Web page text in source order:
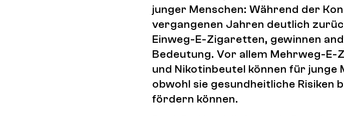
junger Menschen: Während der
vergangenen Jahren deutlich
Einweg-E-Zigaretten, gewinnen
Bedeutung. Vor allem Mehrweg-
und Nikotinbeutel können für
obwohl sie gesundheitliche Risiken
fördern können.